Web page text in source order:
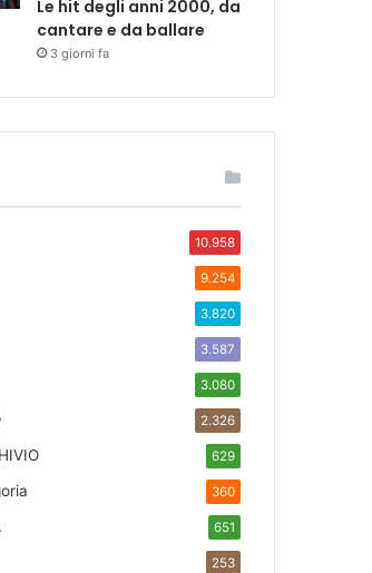
Le hit degli anni 2000, da
cantare e da ballare
3 giorni fa
10.958
9.254
3.820
3.587
3.080
2.326
629
360
651
253